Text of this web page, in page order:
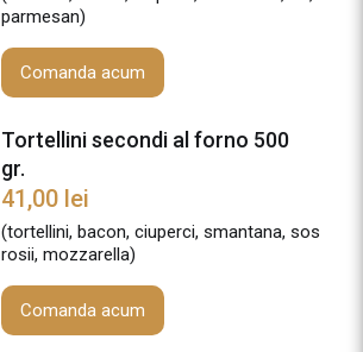
parmesan)
Comanda acum
Tortellini secondi al forno 500
gr.
41,00 lei
(tortellini, bacon, ciuperci, smantana, sos
rosii, mozzarella)
Comanda acum